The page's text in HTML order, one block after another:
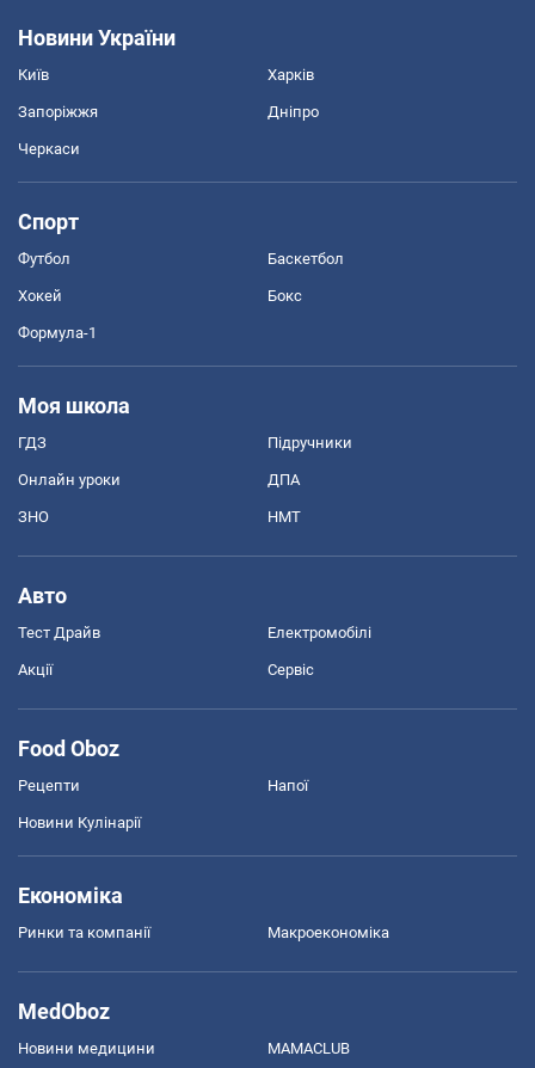
Новини України
Київ Харків
Запоріжжя Дніпро
Черкаси
Спорт
Футбол Баскетбол
Хокей Бокс
Формула-1
Моя школа
ГДЗ Підручники
Онлайн уроки ДПА
ЗНО НМТ
Авто
Тест Драйв Електромобілі
Акції Сервіс
Food Oboz
Рецепти Напої
Новини Кулінарії
Економіка
Ринки та компанії Макроекономіка
MedOboz
Новини медицини MAMACLUB